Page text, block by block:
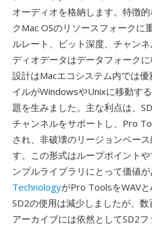
オーディオを格納します。特徴
クMac OSのリソースフォーク
ルレート、ビット深度、チャン
ディオデータはデータフォーク
設計はMacエコシステム内では
イルがWindowsやUnixに移動す
題を生みました。主な利点は、
チャンネルをサポートし、Pro
され、非破壊のリージョンベー
す。この形式はループポイント
ンプルライブラリにとって価値が
TechnologyがPro ToolsをWAV
SD2の使用は減少しましたが、
アーカイブには依然としてSD2